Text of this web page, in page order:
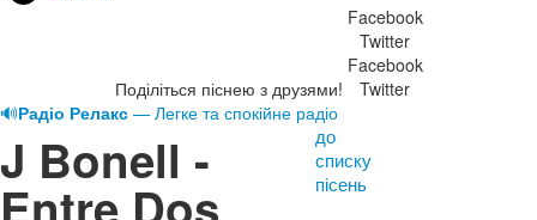
Поділіться піснею з друзями!
Facebook
Twitter
Facebook
Twitter
🔊Радіо Релакс — Легке та спокійне радіо
J Bonell -
до
списку
пісень